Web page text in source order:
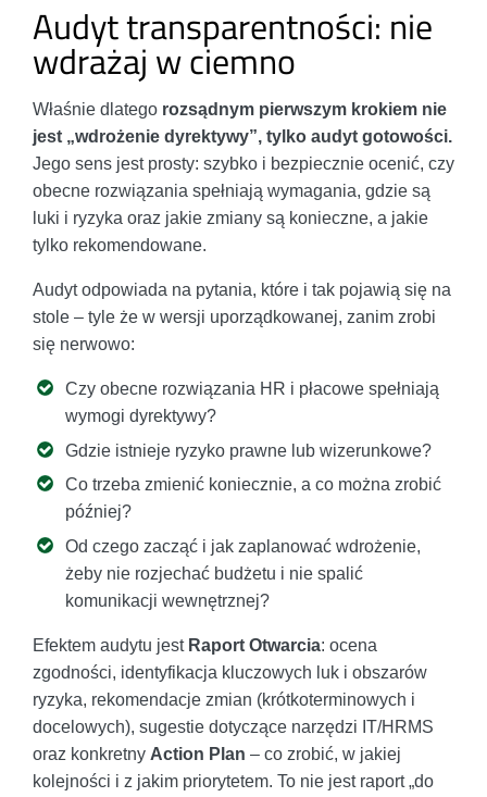
Audyt transparentności: nie
wdrażaj w ciemno
Właśnie dlatego rozsądnym pierwszym krokiem nie
jest „wdrożenie dyrektywy”, tylko audyt gotowości.
Jego sens jest prosty: szybko i bezpiecznie ocenić, czy
obecne rozwiązania spełniają wymagania, gdzie są
luki i ryzyka oraz jakie zmiany są konieczne, a jakie
tylko rekomendowane.
Audyt odpowiada na pytania, które i tak pojawią się na
stole – tyle że w wersji uporządkowanej, zanim zrobi
się nerwowo:
Czy obecne rozwiązania HR i płacowe spełniają
wymogi dyrektywy?
Gdzie istnieje ryzyko prawne lub wizerunkowe?
Co trzeba zmienić koniecznie, a co można zrobić
później?
Od czego zacząć i jak zaplanować wdrożenie,
żeby nie rozjechać budżetu i nie spalić
komunikacji wewnętrznej?
Efektem audytu jest Raport Otwarcia: ocena
zgodności, identyfikacja kluczowych luk i obszarów
ryzyka, rekomendacje zmian (krótkoterminowych i
docelowych), sugestie dotyczące narzędzi IT/HRMS
oraz konkretny Action Plan – co zrobić, w jakiej
kolejności i z jakim priorytetem. To nie jest raport „do